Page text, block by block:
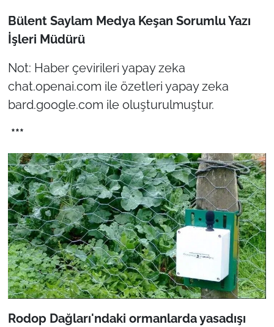
Bülent Saylam Medya Keşan Sorumlu Yazı
İşleri Müdürü
Not: Haber çevirileri yapay zeka
chat.openai.com ile özetleri yapay zeka
bard.google.com ile oluşturulmuştur.
***
Rodop Dağları'ndaki ormanlarda yasadışı
Flaş Haber
Dış Haberler
Magazin
Bilim Teknoloji
English News
Canlı Maç
Finans
Genel-A
Gündem-Eğitim